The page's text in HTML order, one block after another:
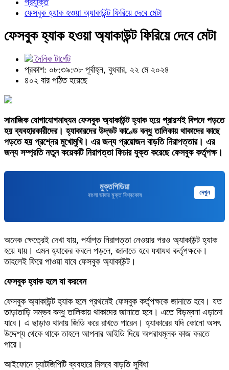
প্রযুক্তি
ফেসবুক হ্যাক হওয়া অ্যাকাউন্ট ফিরিয়ে দেবে মেটা
ফেসবুক হ্যাক হওয়া অ্যাকাউন্ট ফিরিয়ে দেবে মেটা
দৈনিক টার্গেট
প্রকাশ: ০৮:৩৯:৩৮ পূর্বাহ্ন, বুধবার, ২২ মে ২০২৪
৪০২ বার পঠিত হয়েছে
সামাজিক যোগাযোগমাধ্যম ফেসবুক অ্যাকাউন্ট হ্যাক হয়ে প্রায়শই বিপদে পড়তে
হয় ব্যবহারকারীদের। হ্যাকারদের উদ্ভট কাণ্ডে বন্ধু তালিকায় থাকাদের কাছে
পড়তে হয় প্রশ্নের মুখোমুখি। এর জন্য প্রয়োজন বাড়তি নিরাপত্তার। এর
জন্য সম্প্রতি নতুন কয়েকটি নিরাপত্তা ফিচার যুক্ত করেছে ফেসবুক কর্তৃপক্ষ।
মুক্তপিডিয়া
বাংলা ভাষার মুক্ত বিশ্বকোষ দেখুন
অনেক ক্ষেত্রেই দেখা যায়, পর্যাপ্ত নিরাপত্তা নেওয়ার পরও অ্যাকাউন্ট হ্যাক
হয়ে যায়। এমন হ্যাকের কবলে পড়লে, জানাতে হবে যথাযথ কর্তৃপক্ষকে।
তাহলেই ফিরে পাওয়া যাবে ফেসবুক অ্যাকাউন্ট।
ফেসবুক হ্যাক হলে যা করবেন
ফেসবুক অ্যাকাউন্ট হ্যাক হলে প্রথমেই ফেসবুক কর্তৃপক্ষকে জানাতে হবে। যত
তাড়াতাড়ি সম্ভব বন্ধু তালিকায় থাকাদের জানাতে হবে। এতে বিড়ম্বনা এড়ানো
যাবে। এ ছাড়াও থানায় জিডি করে রাখতে পারেন। হ্যাকারের যদি কোনো অসৎ
উদ্দেশ্য থেকে থাকে তাহলে আপনার আইডি দিয়ে অপরাধমূলক কাজ করতে
পারে।
আইফোনে চ্যাটজিপিটি ব্যবহারে মিলবে বাড়তি সুবিধা